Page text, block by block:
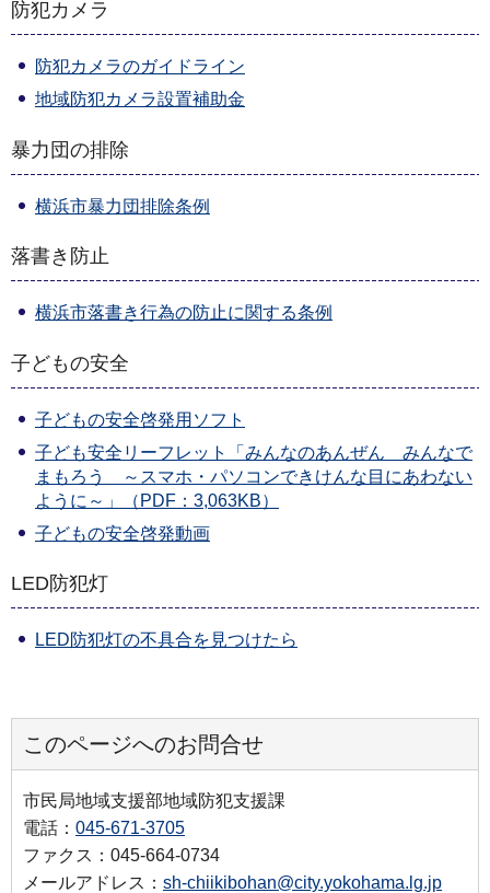
防犯カメラ
防犯カメラのガイドライン
地域防犯カメラ設置補助金
暴力団の排除
横浜市暴力団排除条例
落書き防止
横浜市落書き行為の防止に関する条例
子どもの安全
子どもの安全啓発用ソフト
子ども安全リーフレット「みんなのあんぜん みんなで
まもろう ～スマホ・パソコンできけんな目にあわない
ように～」（PDF：3,063KB）
子どもの安全啓発動画
LED防犯灯
LED防犯灯の不具合を見つけたら
このページへのお問合せ
市民局地域支援部地域防犯支援課
電話： 045-671-3705
ファクス：045-664-0734
メールアドレス： sh-chiikibohan@city.yokohama.lg.jp